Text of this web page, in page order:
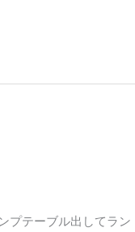
プテーブル出してラン